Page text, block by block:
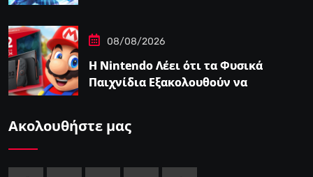
08/08/2026
Η Nintendo Λέει ότι τα Φυσικά
Παιχνίδια Εξακολουθούν να
Ακολουθήστε μας